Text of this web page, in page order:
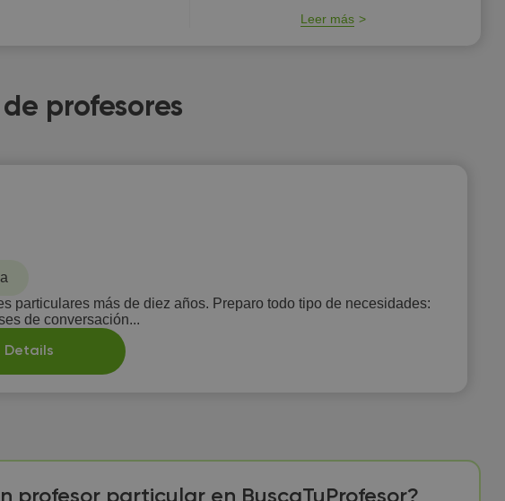
También enseño
Mi objetivo es que los
Leer más
profesores
particulares más de diez años. Preparo todo tipo de necesidades:
de conversación...
Details
profesor particular en BuscaTuProfesor?